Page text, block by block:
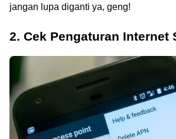
jangan lupa diganti ya, geng!
2. Cek Pengaturan Internet